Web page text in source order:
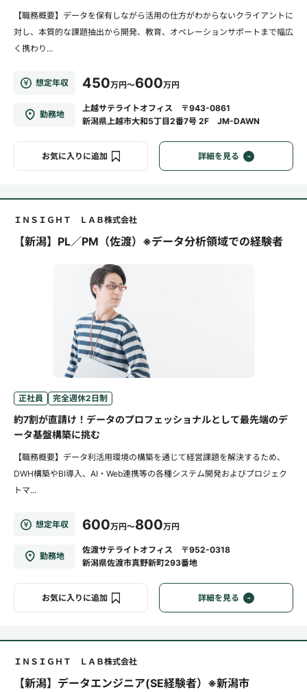
【職務概要】データを保有しながら活用の仕方がわからないクライアントに
対し、本質的な課題抽出から開発、教育、オペレーションサポートまで幅広
く携わり...
想定年収 450万円～600万円
勤務地
上越サテライトオフィス 〒943-0861
新潟県上越市大和5丁目2番7号 2F JM-DAWN
お気に入りに追加 詳細を見る
ＩＮＳＩＧＨＴ ＬＡＢ株式会社
【新潟】PL／PM（佐渡）※データ分析領域での経験者
正社員 完全週休2日制
約7割が直請け！データのプロフェッショナルとして最先端のデ
ータ基盤構築に挑む
【職務概要】データ利活用環境の構築を通じて経営課題を解決するため、
DWH構築やBI導入、AI・Web連携等の各種システム開発およびプロジェク
トマ...
想定年収 600万円～800万円
勤務地
佐渡サテライトオフィス 〒952-0318
新潟県佐渡市真野新町293番地
お気に入りに追加 詳細を見る
ＩＮＳＩＧＨＴ ＬＡＢ株式会社
【新潟】データエンジニア(SE経験者）※新潟市